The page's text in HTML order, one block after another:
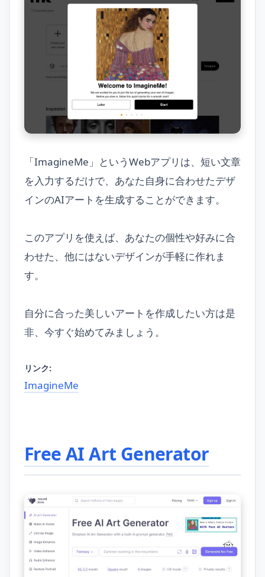
「ImagineMe」というWebアプリは、短い文章
を入力するだけで、あなた自身に合わせたデザ
インのAIアートを生成することができます。
このアプリを使えば、あなたの個性や好みに合
わせた、他にはないデザインが手軽に作れま
す。
自分に合った美しいアートを作成したい方は是
非、今すぐ始めてみましょう。
リンク:
ImagineMe
Free AI Art Generator